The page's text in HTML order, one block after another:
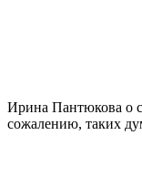
Ирина Пантюкова о
сожалению, таких